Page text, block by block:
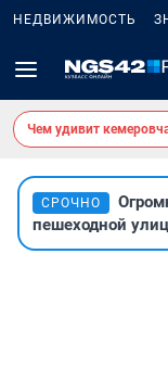
НЕДВИЖИМОСТЬ
Чем удивит
СРОЧНО
пешеходной